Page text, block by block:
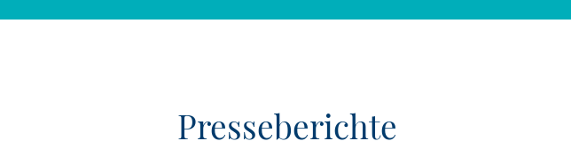
Presseberichte